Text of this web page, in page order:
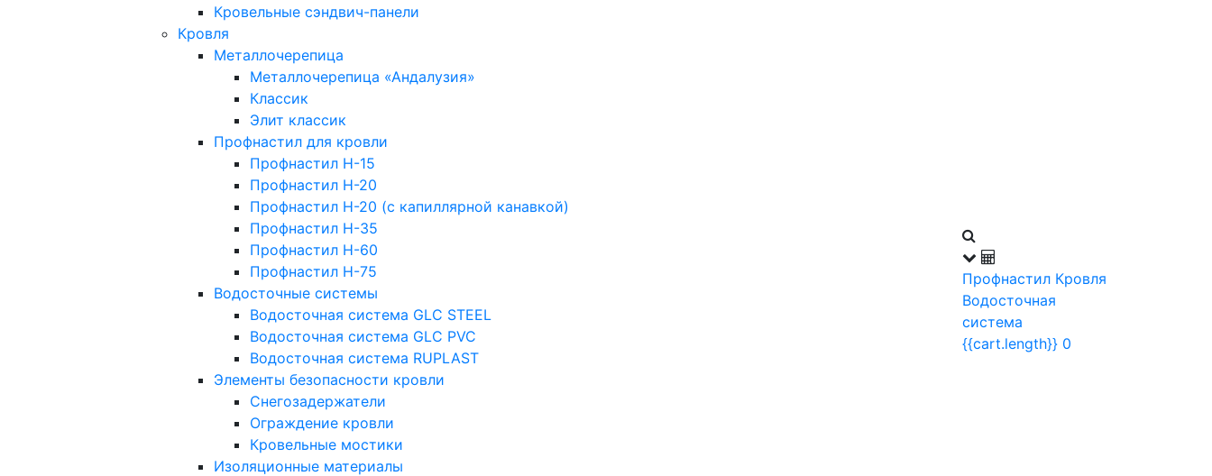
Кровельные сэндвич-панели
Кровля
Металлочерепица
Металлочерепица «Андалузия»
Классик
Элит классик
Профнастил для кровли
Профнастил Н-15
Профнастил Н-20
Профнастил Н-20 (с капиллярной канавкой)
Профнастил Н-35
Профнастил Н-60
Профнастил Н-75
Водосточные системы
Водосточная система GLC STEEL
Водосточная система GLC PVC
Водосточная система RUPLAST
Элементы безопасности кровли
Снегозадержатели
Ограждение кровли
Кровельные мостики
Изоляционные материалы
Профнастил Кровля
Водосточная
система
{{cart.length}} 0